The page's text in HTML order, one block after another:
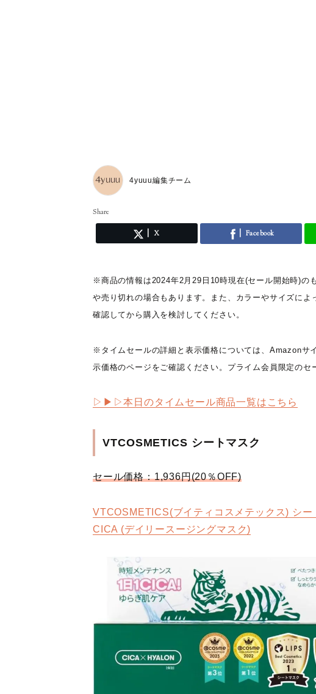
4yuuu編集チーム
Share
X Facebook
※商品の情報は2024年2月29 日10時現在(セール開始時)の
や売り切れの場合もあります。また、カラーやサイズに
確認してから購入を検討してください。
※タイムセールの詳細と表示価格については、Amazonサ
示価格のページをご確認ください。プライム会員限定のセ
▷▶︎▷本日のタイムセール商品一覧はこちら
VTCOSMETICS シートマスク
セール価格：1,936円(20％OFF)
VTCOSMETICS(ブイティコスメテックス) シ
CICA (デイリースージングマスク)